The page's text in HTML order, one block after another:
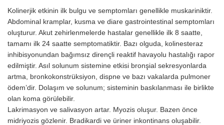
Kolinerjik etkinin ilk bulgu ve semptomları genellikle muskariniktir.
Abdominal kramplar, kusma ve diare gastrointestinal semptomları
oluşturur. Akut zehirlenmelerde hastalar genellikle ilk 8 saatte,
tamamı ilk 24 saatte semptomatiktir. Bazı olguda, kolinesteraz
inhibisyonundan bağımsız dirençli reaktif havayo­lu hastalığı rapor
edilmiştir. Asıl solunum sistemine etkisi bronşial sekresyonlarda
artma, bronkokonstrüksiyon, dispne ve bazı vakalarda pulmoner
ödem’dir. Dolaşım ve solunum; sisteminin baskılanması ile birlikte
olan koma görülebilir.
Lakrimasyon ve salivasyon artar. Myozis oluşur. Bazen önce
midriyozis gözlenir. Bradikardi ve üriner inkontinans oluşabilir.